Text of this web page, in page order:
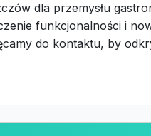
dla przemysłu
funkcjonalności i
do kontaktu, by